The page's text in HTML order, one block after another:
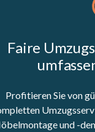
Faire
Profitieren Sie von
und -